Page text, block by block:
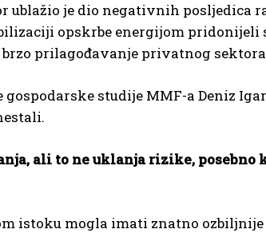
ublažio je dio negativnih posljedica
opskrbe energijom pridonijeli
prilagođavanje privatnog
studije MMF-a Deniz
ali to ne uklanja rizike, posebno
istoku mogla imati znatno